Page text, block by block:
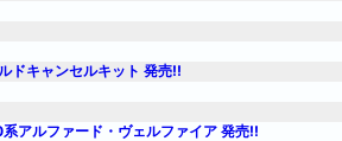
ドキャンセルキット 発売!!
アルファード・ヴェルファイア 発売!!